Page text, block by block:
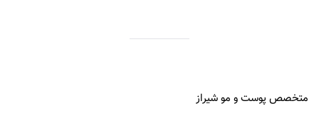
متخصص پوست و مو شیراز